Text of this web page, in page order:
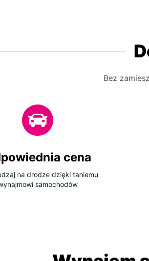
Bez
cena
na drodze dzięki taniemu
samochodów